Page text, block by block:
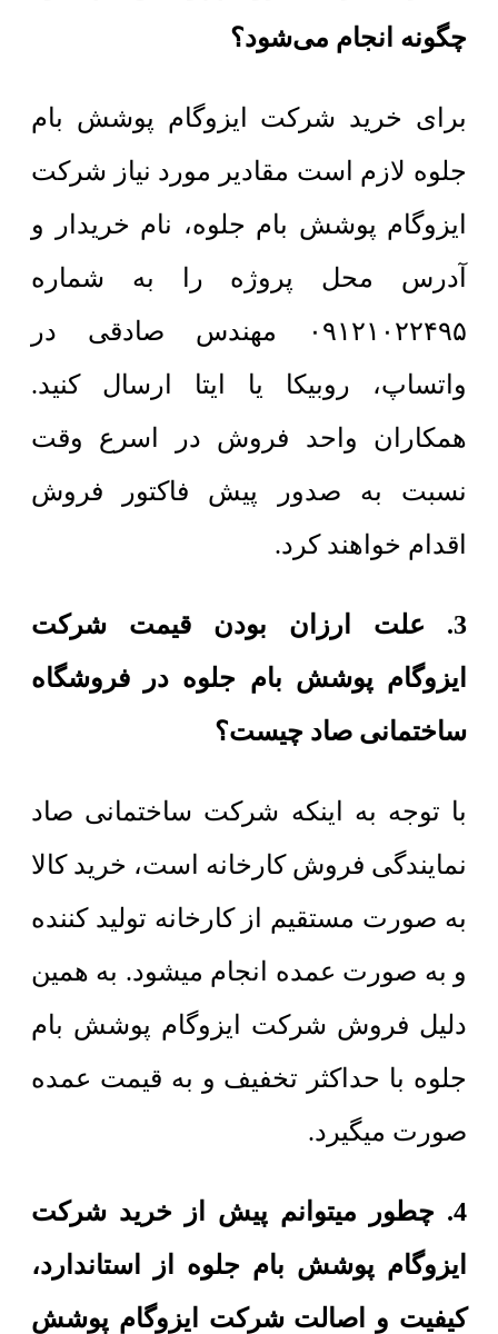
چگونه انجام می‌شود؟
برای خرید شرکت ایزوگام پوشش بام
جلوه لازم است مقادیر مورد نیاز شرکت
ایزوگام پوشش بام جلوه، نام خریدار و
آدرس محل پروژه را به شماره
۰۹۱۲۱۰۲۲۴۹۵ مهندس صادقی در
واتساپ، روبیکا یا ایتا ارسال کنید.
همکاران واحد فروش در اسرع وقت
نسبت به صدور پیش فاکتور فروش
اقدام خواهند کرد.
3. علت ارزان بودن قیمت شرکت
ایزوگام پوشش بام جلوه در فروشگاه
ساختمانی صاد چیست؟
با توجه به اینکه شرکت ساختمانی صاد
نمایندگی فروش کارخانه است، خرید کالا
به صورت مستقیم از کارخانه تولید کننده
و به صورت عمده انجام میشود. به همین
دلیل فروش شرکت ایزوگام پوشش بام
جلوه با حداکثر تخفیف و به قیمت عمده
صورت میگیرد.
4. چطور میتوانم پیش از خرید شرکت
ایزوگام پوشش بام جلوه از استاندارد،
کیفیت و اصالت شرکت ایزوگام پوشش